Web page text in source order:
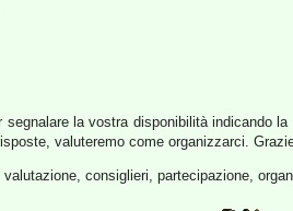
segnalare la vostra disponibilità indicando
valuteremo come organizzarci.
consiglieri, partecipazione,